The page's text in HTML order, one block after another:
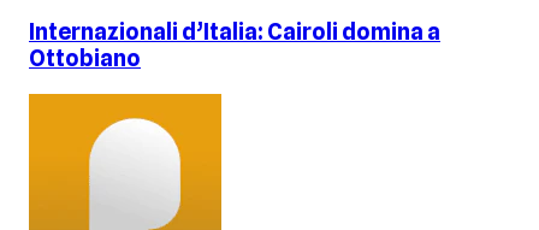
Internazionali d’Italia: Cairoli domina a
Ottobiano